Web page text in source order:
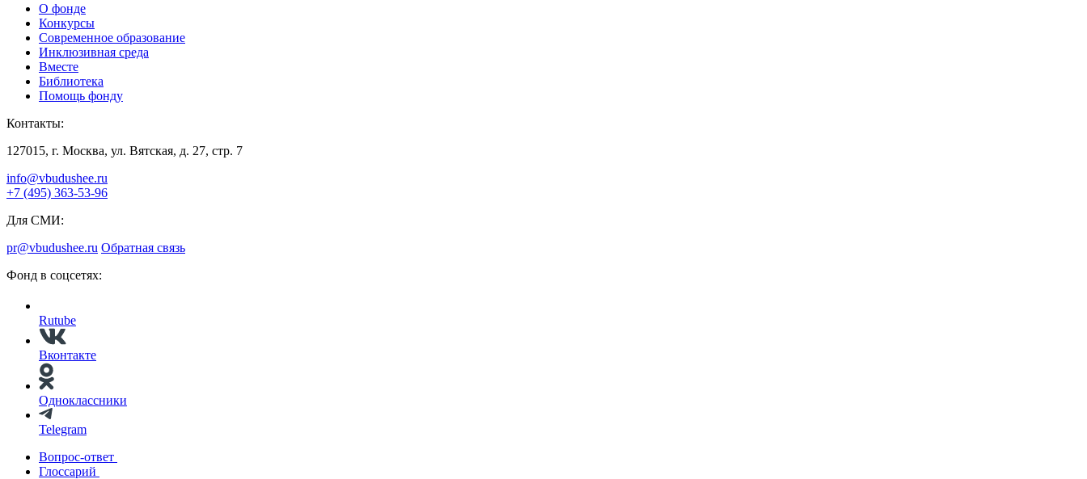
О фонде
Конкурсы
Современное образование
Инклюзивная среда
Вместе
Библиотека
Помощь фонду
Контакты:
127015, г. Москва, ул. Вятская, д. 27, стр. 7
info@vbudushee.ru
+7 (495) 363-53-96
Для СМИ:
pr@vbudushee.ru Обратная связь
Фонд в соцсетях:
Rutube
Вконтакте
Одноклассники
Telegram
Вопрос-ответ
Глоссарий